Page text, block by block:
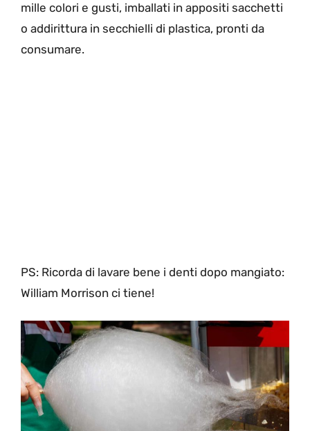
mille colori e gusti, imballati in appositi sacchetti
o addirittura in secchielli di plastica, pronti da
consumare.
PS: Ricorda di lavare bene i denti dopo mangiato:
William Morrison ci tiene!